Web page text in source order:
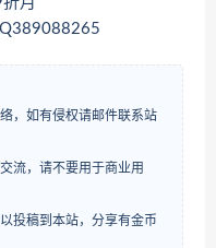
，如有侵权请邮件联系站
流，请不要用于商业用
投稿到本站，分享有金币